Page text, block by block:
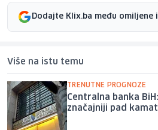
Dodajte Klix.ba među omiljene
Više na istu temu
TRENUTNE PROGNOZE
Centralna banka
značajniji pad